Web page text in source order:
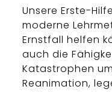
Unsere Erste-
moderne
Ernstfall helfen
auch die
Katastrophen
Reanimation,